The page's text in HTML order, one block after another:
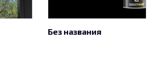
Без названия